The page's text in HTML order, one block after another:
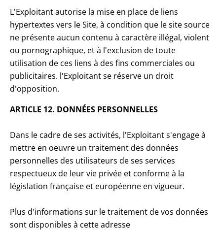
L'Exploitant autorise la mise en place de liens
hypertextes vers le Site, à condition que le site source
ne présente aucun contenu à caractère illégal, violent
ou pornographique, et à l'exclusion de toute
utilisation de ces liens à des fins commerciales ou
publicitaires. l'Exploitant se réserve un droit
d'opposition.
ARTICLE 12. DONNÉES PERSONNELLES
Dans le cadre de ses activités, l'Exploitant s'engage à
mettre en oeuvre un traitement des données
personnelles des utilisateurs de ses services
respectueux de leur vie privée et conforme à la
législation française et européenne en vigueur.
Plus d'informations sur le traitement de vos données
sont disponibles à cette adresse